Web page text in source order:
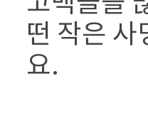
떤 작은
요.